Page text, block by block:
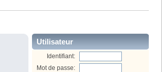
Utilisateur
Identifiant:
Mot de passe: